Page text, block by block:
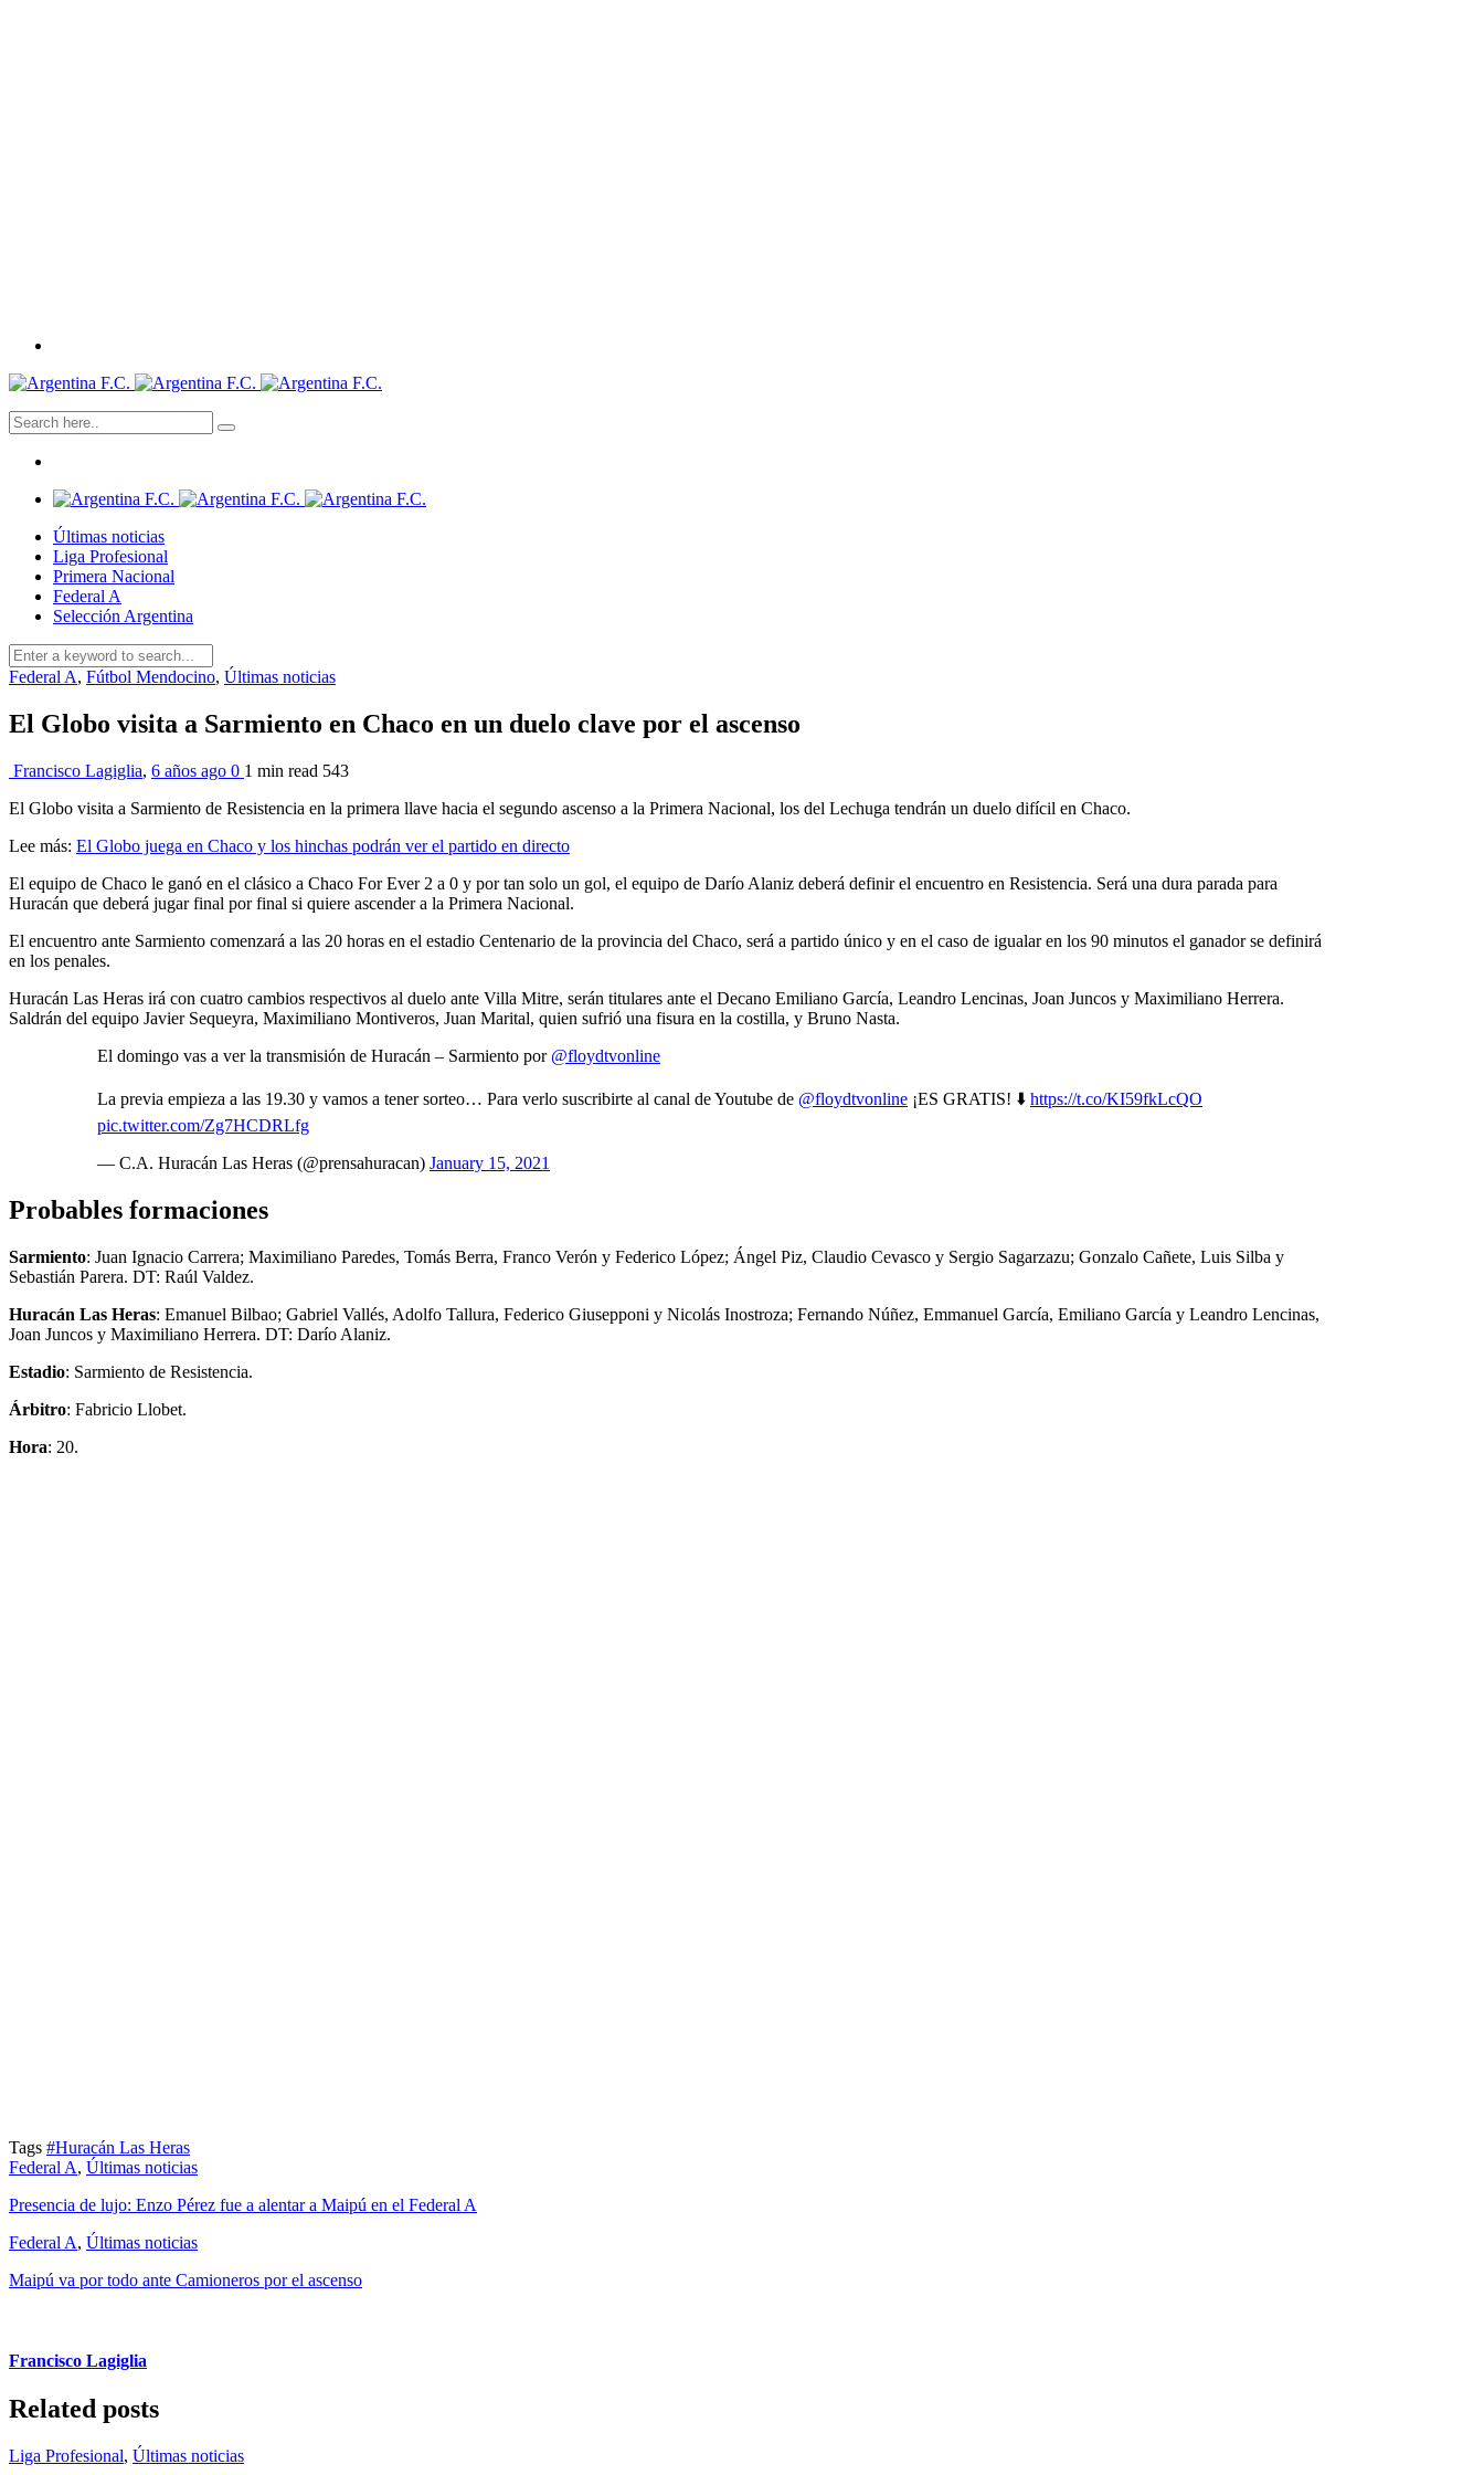
Últimas noticias
Liga Profesional
Primera Nacional
Federal A
Selección Argentina
Federal A, Fútbol Mendocino, Últimas noticias
El Globo visita a Sarmiento en Chaco en un duelo clave por el ascenso
Francisco Lagiglia, 6 años ago 0 1 min read 543
El Globo visita a Sarmiento de Resistencia en la primera llave hacia el segundo ascenso a la Primera Nacional, los del Lechuga tendrán un duelo difícil en Chaco.
Lee más: El Globo juega en Chaco y los hinchas podrán ver el partido en directo
El equipo de Chaco le ganó en el clásico a Chaco For Ever 2 a 0 y por tan solo un gol, el equipo de Darío Alaniz deberá definir el encuentro en Resistencia. Será una dura parada para
Huracán que deberá jugar final por final si quiere ascender a la Primera Nacional.
El encuentro ante Sarmiento comenzará a las 20 horas en el estadio Centenario de la provincia del Chaco, será a partido único y en el caso de igualar en los 90 minutos el ganador se definirá
en los penales.
Huracán Las Heras irá con cuatro cambios respectivos al duelo ante Villa Mitre, serán titulares ante el Decano Emiliano García, Leandro Lencinas, Joan Juncos y Maximiliano Herrera.
Saldrán del equipo Javier Sequeyra, Maximiliano Montiveros, Juan Marital, quien sufrió una fisura en la costilla, y Bruno Nasta.
El domingo vas a ver la transmisión de Huracán – Sarmiento por @floydtvonline
La previa empieza a las 19.30 y vamos a tener sorteo… Para verlo suscribirte al canal de Youtube de @floydtvonline ¡ES GRATIS! ⬇️ https://t.co/KI59fkLcQO
pic.twitter.com/Zg7HCDRLfg
— C.A. Huracán Las Heras (@prensahuracan) January 15, 2021
Probables formaciones
Sarmiento: Juan Ignacio Carrera; Maximiliano Paredes, Tomás Berra, Franco Verón y Federico López; Ángel Piz, Claudio Cevasco y Sergio Sagarzazu; Gonzalo Cañete, Luis Silba y
Sebastián Parera. DT: Raúl Valdez.
Huracán Las Heras: Emanuel Bilbao; Gabriel Vallés, Adolfo Tallura, Federico Giusepponi y Nicolás Inostroza; Fernando Núñez, Emmanuel García, Emiliano García y Leandro Lencinas,
Joan Juncos y Maximiliano Herrera. DT: Darío Alaniz.
Estadio: Sarmiento de Resistencia.
Árbitro: Fabricio Llobet.
Hora: 20.
Tags #Huracán Las Heras
Federal A, Últimas noticias
Presencia de lujo: Enzo Pérez fue a alentar a Maipú en el Federal A
Federal A, Últimas noticias
Maipú va por todo ante Camioneros por el ascenso
Francisco Lagiglia
Related posts
Liga Profesional, Últimas noticias